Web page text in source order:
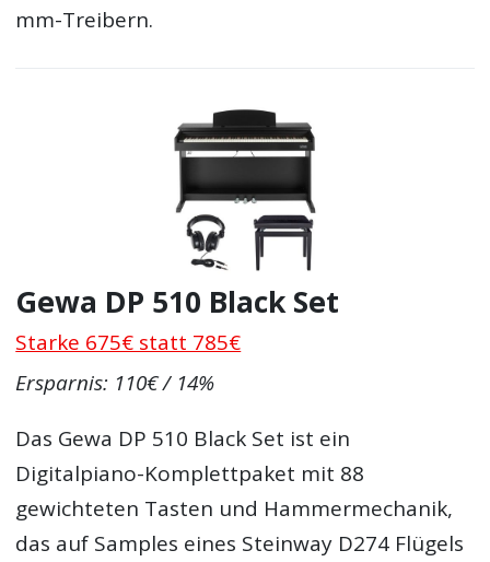
mm-Treibern.
Gewa DP 510 Black Set
Starke 675€ statt 785€
Ersparnis: 110€ / 14%
Das Gewa DP 510 Black Set ist ein
Digitalpiano-Komplettpaket mit 88
gewichteten Tasten und Hammermechanik,
das auf Samples eines Steinway D274 Flügels